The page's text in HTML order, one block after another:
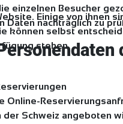
einzelnen Besucher
Daten nachträglich zu
Online-
der Schweiz angeboten
Einige von ihnen
können selbst
stehen.